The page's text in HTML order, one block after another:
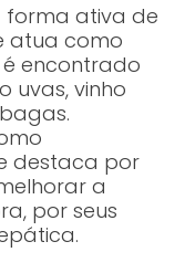
forma ativa de
atua como
é encontrado
uvas, vinho
destaca por
a
por seus